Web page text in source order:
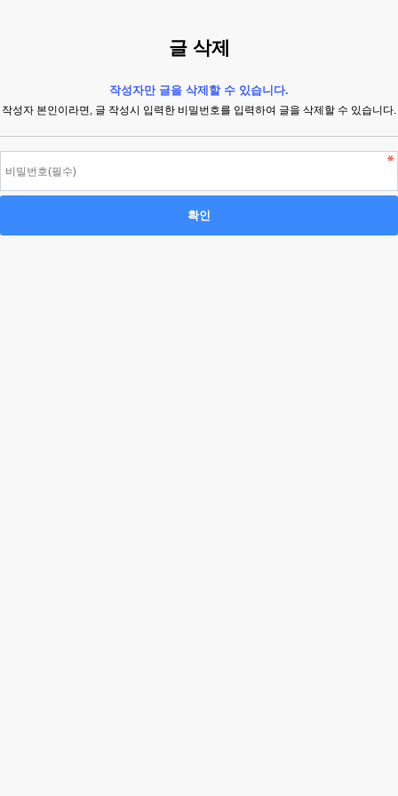
글 삭제
작성자만 글을 삭제할 수 있습니다.
작성자 본인이라면, 글 작성시 입력한 비밀번호를 입력하여 글을 삭제할 수 있습니다.